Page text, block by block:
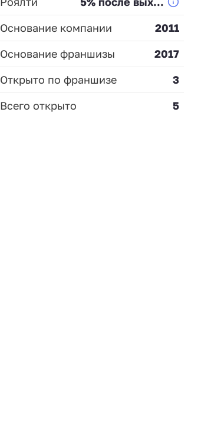
Основание компании
2011
Основание франшизы
2017
Открыто по франшизе
3
Всего открыто
5